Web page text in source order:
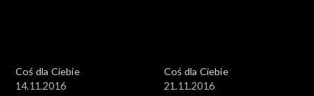
Coś dla Ciebie
14.11.2016
Coś dla Ciebie
21.11.2016